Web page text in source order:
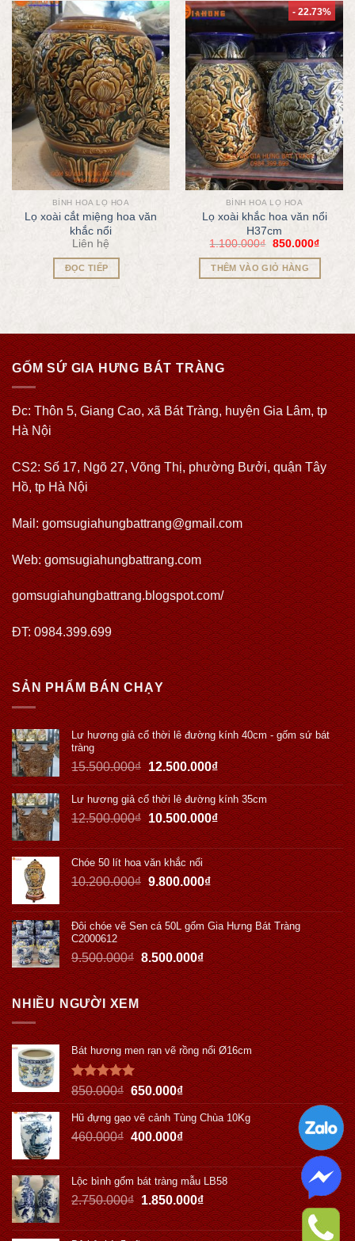
BÌNH HOA LỌ HOA
Lọ xoài cắt miệng hoa văn
khắc nổi
Liên hệ
ĐỌC TIẾP
- 22.73%
BÌNH HOA LỌ HOA
Lọ xoài khắc hoa văn nổi
H37cm
1.100.000₫ 850.000₫
THÊM VÀO GIỎ HÀNG
GỐM SỨ GIA HƯNG BÁT TRÀNG
Đc: Thôn 5, Giang Cao, xã Bát Tràng, huyện Gia Lâm, tp
Hà Nội
CS2: Số 17, Ngõ 27, Võng Thị, phường Bưởi, quận Tây
Hồ, tp Hà Nội
Mail: gomsugiahungbattrang@gmail.com
Web:gomsugiahungbattrang.com
gomsugiahungbattrang.blogspot.com/
ĐT: 0984.399.699
SẢN PHẨM BÁN CHẠY
Lư hương giả cổ thời lê đường kính 40cm - gốm sứ bát
tràng
15.500.000₫ 12.500.000₫
Lư hương giả cổ thời lê đường kính 35cm
12.500.000₫ 10.500.000₫
Chóe 50 lít hoa văn khắc nổi
10.200.000₫ 9.800.000₫
Đôi chóe vẽ Sen cá 50L gốm Gia Hưng Bát Tràng
C2000612
9.500.000₫ 8.500.000₫
NHIỀU NGƯỜI XEM
Bát hương men rạn vẽ rồng nổi Ø16cm
Được xếp
hạng5.00
5 sao
850.000₫ 650.000₫
Hũ đựng gạo vẽ cảnh Tùng Chùa 10Kg
460.000₫ 400.000₫
Lộc bình gốm bát tràng mẫu LB58
2.750.000₫ 1.850.000₫